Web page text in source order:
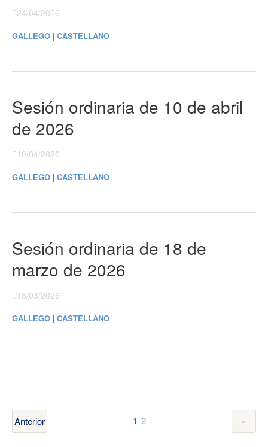
24/04/2026
GALLEGO | CASTELLANO
Sesión ordinaria de 10 de abril
de 2026
10/04/2026
GALLEGO | CASTELLANO
Sesión ordinaria de 18 de
marzo de 2026
18/03/2026
GALLEGO | CASTELLANO
Anterior 1 2